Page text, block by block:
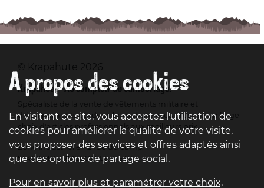
© Krapahute 2026
Krapahute - Au comptoir du camouflage.
Spécialiste de la vente de vêtements militaire et
d'équipements outdoor, krapahute vous propose un large
choix d'articles professionnels aux meilleurs prix.
Zone industrielle - 2 rue du camp
51 400 MOURMELON-LE-PETIT
A propos des cookies
En visitant ce site, vous acceptez l'utilisation de
cookies pour améliorer la qualité de votre visite,
vous proposer des services et offres adaptés ainsi
que des options de partage social.
Pour en savoir plus et paramétrer votre choix,